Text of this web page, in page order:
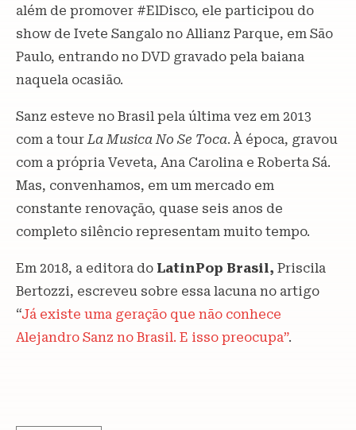
além de promover #ElDisco, ele participou do
show de Ivete Sangalo no Allianz Parque, em São
Paulo, entrando no DVD gravado pela baiana
naquela ocasião.
Sanz esteve no Brasil pela última vez em 2013
com a tourLa Musica No Se Toca. À época, gravou
com a própria Veveta, Ana Carolina e Roberta Sá.
Mas, convenhamos, em um mercado em
constante renovação, quase seis anos de
completo silêncio representam muito tempo.
Em 2018, a editora do LatinPop Brasil, Priscila
Bertozzi, escreveu sobre essa lacuna no artigo
“Já existe uma geração que não conhece
Alejandro Sanz no Brasil. E isso preocupa”.